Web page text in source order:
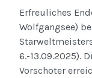
Erfreuliches
Wolfgangsee)
6.-13.09.2025).
Vorschoter